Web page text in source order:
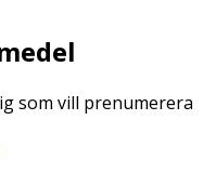
som vill prenumerera